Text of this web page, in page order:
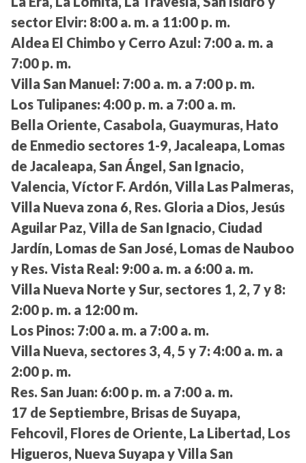
sector Elvir: 8:00 a. m. a 11:00 p. m.
Aldea El Chimbo y Cerro Azul: 7:00 a. m. a
7:00 p. m.
Villa San Manuel: 7:00 a. m. a 7:00 p. m.
Los Tulipanes: 4:00 p. m. a 7:00 a. m.
Bella Oriente, Casabola, Guaymuras, Hato
de Enmedio sectores 1-9, Jacaleapa, Lomas
de Jacaleapa, San Ángel, San Ignacio,
Valencia, Víctor F. Ardón, Villa Las Palmeras,
Villa Nueva zona 6, Res. Gloria a Dios, Jesús
Aguilar Paz, Villa de San Ignacio, Ciudad
Jardín, Lomas de San José, Lomas de Nauboo
y Res. Vista Real: 9:00 a. m. a 6:00 a. m.
Villa Nueva Norte y Sur, sectores 1, 2, 7 y 8:
2:00 p. m. a 12:00 m.
Los Pinos: 7:00 a. m. a 7:00 a. m.
Villa Nueva, sectores 3, 4, 5 y 7: 4:00 a. m. a
2:00 p. m.
Res. San Juan: 6:00 p. m. a 7:00 a. m.
17 de Septiembre, Brisas de Suyapa,
Fehcovil, Flores de Oriente, La Libertad, Los
Higueros, Nueva Suyapa y Villa San